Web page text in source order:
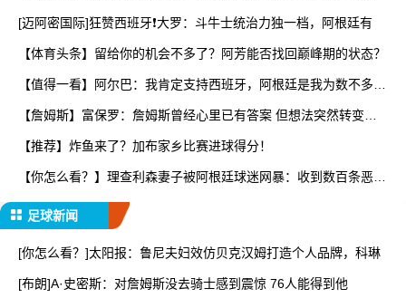
[迈阿密国际]狂赞西班牙❗大罗：斗牛士统治力独一档，阿根廷有
【体育头条】留给你的机会不多了？阿芳能否找回巅峰期的状态？
【值得一看】阿尔巴：我肯定支持西班牙，阿根廷是我为数不多会
【詹姆斯】富保罗：詹姆斯曾经心里已有答案 但想法突然转变又
【推荐】炸鱼来了？加布家乡比赛进球得分！
【你怎么看？】理查利森妻子被阿根廷球迷网暴：收到数百条恶
足球新闻
[你怎么看？]太阳报：鲁尼夫妇效仿贝克汉姆打造个人品牌，科琳
[布朗]A·史密斯：对詹姆斯没去骑士感到震惊 76人能得到他